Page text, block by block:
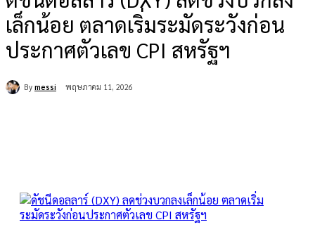
เล็กน้อย ตลาดเริ่มระมัดระวังก่อน
ประกาศตัวเลข CPI สหรัฐฯ
By messi พฤษภาคม 11, 2026